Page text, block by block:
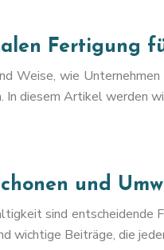
Fertigung
Weise, wie
In diesem Artikel werden
und
sind
wichtige Beiträge, die